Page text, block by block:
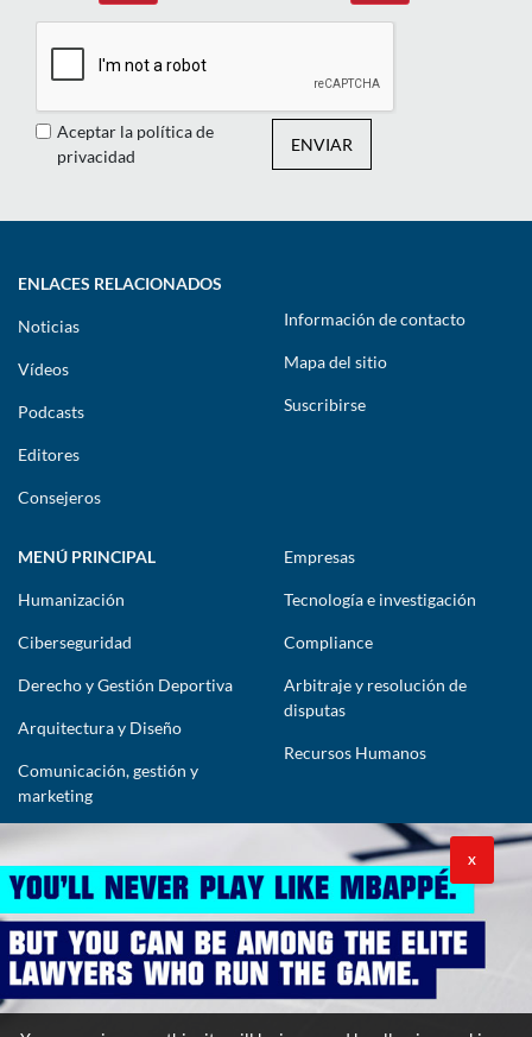
Aceptar la política de
privacidad
ENVIAR
ENLACES RELACIONADOS
Noticias
Vídeos
Podcasts
Editores
Consejeros
Información de contacto
Mapa del sitio
Suscribirse
MENÚ PRINCIPAL
Humanización
Ciberseguridad
Derecho y Gestión Deportiva
Arquitectura y Diseño
Comunicación, gestión y
marketing
Empresas
Tecnología e investigación
Compliance
Arbitraje y resolución de
disputas
Recursos Humanos
lawyers@theimpactlawyers.com
SUSCRIBIRSE
X